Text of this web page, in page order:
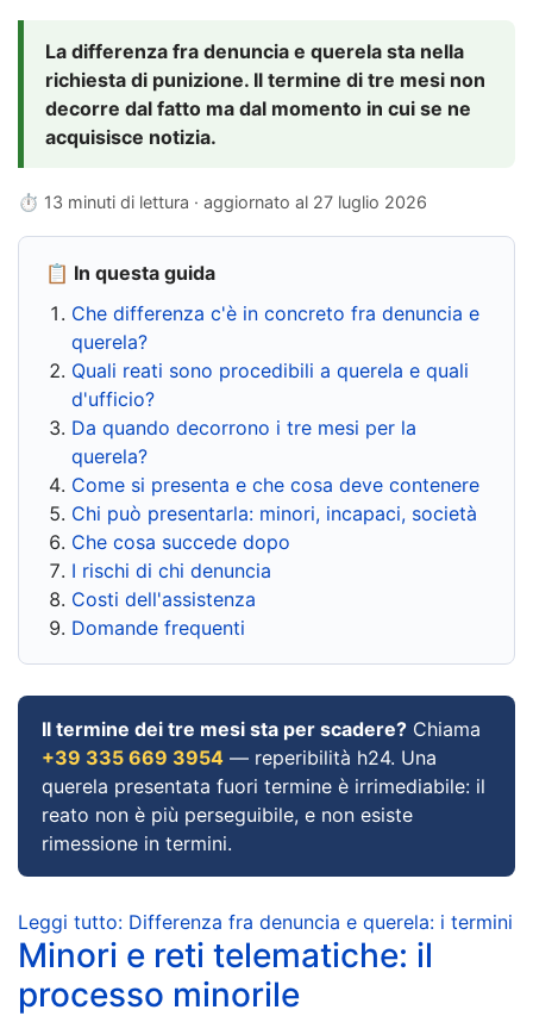
La differenza fra denuncia e querela sta nella
richiesta di punizione. Il termine di tre mesi non
decorre dal fatto ma dal momento in cui se ne
acquisisce notizia.
⏱ 13 minuti di lettura · aggiornato al 27 luglio 2026
📋 In questa guida
Che differenza c'è in concreto fra denuncia e
querela?
Quali reati sono procedibili a querela e quali
d'ufficio?
Da quando decorrono i tre mesi per la
querela?
Come si presenta e che cosa deve contenere
Chi può presentarla: minori, incapaci, società
Che cosa succede dopo
I rischi di chi denuncia
Costi dell'assistenza
Domande frequenti
Il termine dei tre mesi sta per scadere? Chiama
+39 335 669 3954 — reperibilità h24. Una
querela presentata fuori termine è irrimediabile: il
reato non è più perseguibile, e non esiste
rimessione in termini.
Leggi tutto: Differenza fra denuncia e querela: i termini
Minori e reti telematiche: il
processo minorile